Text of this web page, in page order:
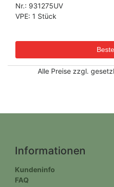
Nr.: 931275UV
VPE: 1 Stück
Alle Preise zzgl.
Informationen
Kundeninfo
FAQ